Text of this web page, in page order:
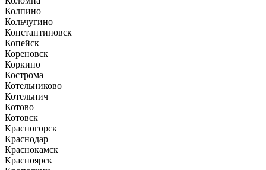
Колпино
Кольчугино
Константиновск
Копейск
Кореновск
Коркино
Кострома
Котельниково
Котельнич
Котово
Котовск
Красногорск
Краснодар
Краснокамск
Красноярск